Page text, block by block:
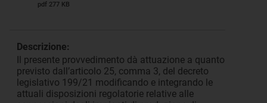
pdf 277 KB
Descrizione:
Il presente provvedimento dà attuazione a quanto
previsto dall’articolo 25, comma 3, del decreto
legislativo 199/21 modificando e integrando le
attuali disposizioni regolatorie relative alle